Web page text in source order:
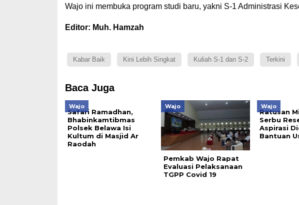
Wajo ini membuka program studi baru, yakni S-1 Administrasi
Editor: Muh. Hamzah
Kabar Baik Kini Lebih Singkat Kuliah S-1 dan S-2 Terkini
Baca Juga
Wajo
Safari Ramadhan,
Bhabinkamtibmas
Polsek Belawa Isi
Kultum di Masjid Ar
Raodah
Wajo
Pemkab Wajo Rapat
Evaluasi Pelaksanaan
TGPP Covid 19
Wajo
Ratusan
Serbu
Aspirasi
Bantuan